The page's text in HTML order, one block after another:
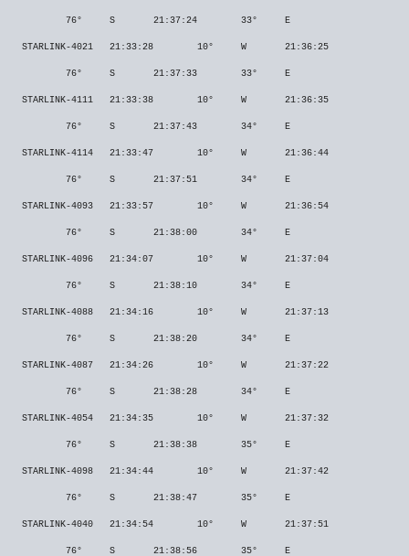
76° S 21:37:24 33° E
STARLINK-4021 21:33:28 10° W 21:36:25
76° S 21:37:33 33° E
STARLINK-4111 21:33:38 10° W 21:36:35
76° S 21:37:43 34° E
STARLINK-4114 21:33:47 10° W 21:36:44
76° S 21:37:51 34° E
STARLINK-4093 21:33:57 10° W 21:36:54
76° S 21:38:00 34° E
STARLINK-4096 21:34:07 10° W 21:37:04
76° S 21:38:10 34° E
STARLINK-4088 21:34:16 10° W 21:37:13
76° S 21:38:20 34° E
STARLINK-4087 21:34:26 10° W 21:37:22
76° S 21:38:28 34° E
STARLINK-4054 21:34:35 10° W 21:37:32
76° S 21:38:38 35° E
STARLINK-4098 21:34:44 10° W 21:37:42
76° S 21:38:47 35° E
STARLINK-4040 21:34:54 10° W 21:37:51
76° S 21:38:56 35° E